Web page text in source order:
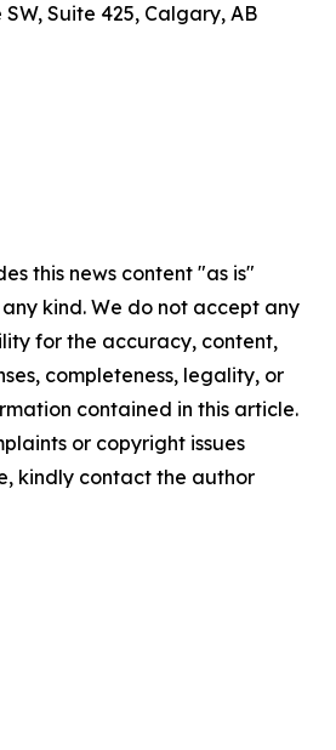
SW, Suite 425, Calgary, AB
this news content "as is"
kind. We do not accept any
for the accuracy, content,
completeness, legality, or
contained in this article.
or copyright issues
kindly contact the author